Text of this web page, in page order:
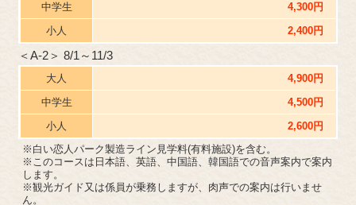
中学生
4,300円
小人
2,400円
＜A-2＞ 8/1～11/3
大人
4,900円
中学生
4,500円
小人
2,600円
※白い恋人パーク製造ライン見学料(有料施設)を含む。
※このコースは日本語、英語、中国語、韓国語での音声案内で案内
します。
※観光ガイド又は係員が乗務しますが、肉声での案内は行いませ
ん。